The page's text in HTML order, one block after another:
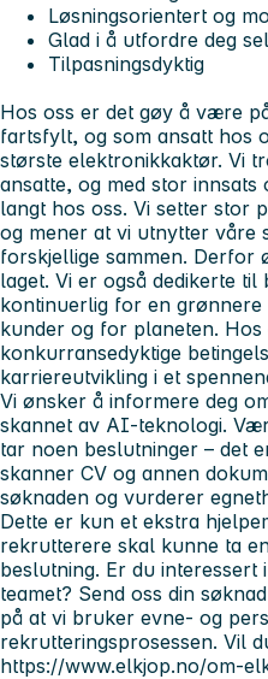
Løsningsorientert og
Glad i å utfordre deg
Tilpasningsdyktig
Hos oss er det gøy å være
fartsfylt, og som ansatt hos
største elektronikkaktør. Vi
ansatte, og med stor innsats
langt hos oss. Vi setter stor
og mener at vi utnytter våre
forskjellige sammen. Derfor
laget. Vi er også dedikerte
kontinuerlig for en
kunder og for planeten.
konkurransedyktige
karriereutvikling i et
Vi ønsker å informere deg
skannet av AI-teknologi.
tar noen beslutninger – det
skanner CV og annen
søknaden og vurderer
Dette er kun et ekstra
rekrutterere skal kunne ta
beslutning. Er du interessert
teamet? Send oss din
på at vi bruker evne- og
rekrutteringsprosessen. Vil
https://www.elkjop.no/om-